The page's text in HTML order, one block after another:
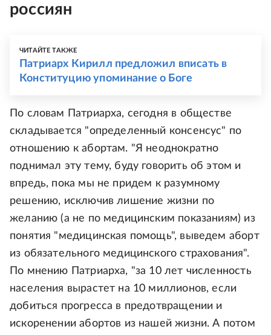
россиян
ЧИТАЙТЕ ТАКЖЕ
Патриарх Кирилл предложил вписать в
Конституцию упоминание о Боге
По словам Патриарха, сегодня в обществе
складывается "определенный консенсус" по
отношению к абортам. "Я неоднократно
поднимал эту тему, буду говорить об этом и
впредь, пока мы не придем к разумному
решению, исключив лишение жизни по
желанию (а не по медицинским показаниям) из
понятия "медицинская помощь", выведем аборт
из обязательного медицинского страхования".
По мнению Патриарха, "за 10 лет численность
населения вырастет на 10 миллионов, если
добиться прогресса в предотвращении и
искоренении абортов из нашей жизни. А потом